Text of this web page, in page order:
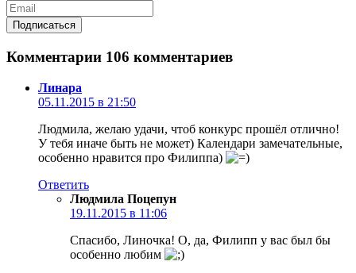
Комментарии 106 комментариев
Линара
05.11.2015 в 21:50
Людмила, желаю удачи, чтоб конкурс прошёл отлично!
У тебя иначе быть не может) Календари замечательные,
особенно нравится про Филиппа)
Ответить
Людмила Поцепун
19.11.2015 в 11:06
Спасибо, Линочка! О, да, Филипп у вас был бы
особенно любим